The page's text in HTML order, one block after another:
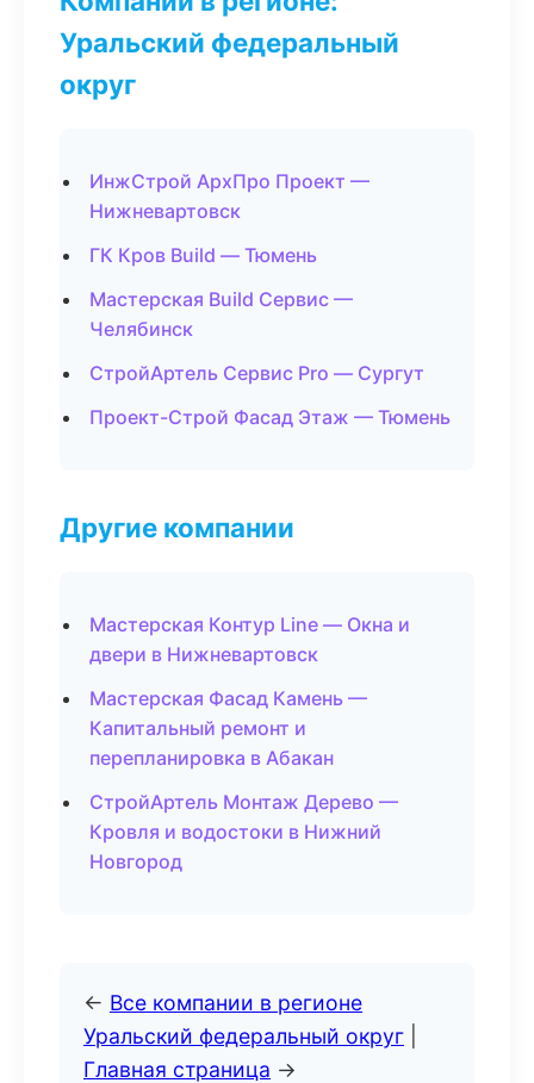
Уральский федеральный
округ
ИнжСтрой АрхПро Проект —
Нижневартовск
ГК Кров Build — Тюмень
Мастерская Build Сервис —
Челябинск
СтройАртель Сервис Pro — Сургут
Проект-Строй Фасад Этаж — Тюмень
Другие компании
Мастерская Контур Line — Окна и
двери в Нижневартовск
Мастерская Фасад Камень —
Капитальный ремонт и
перепланировка в Абакан
СтройАртель Монтаж Дерево —
Кровля и водостоки в Нижний
Новгород
← Все компании в регионе
Уральский федеральный округ
Главная страница →